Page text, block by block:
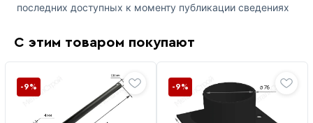
последних доступных к моменту публикации сведениях
С этим товаром покупают
-9% -9%